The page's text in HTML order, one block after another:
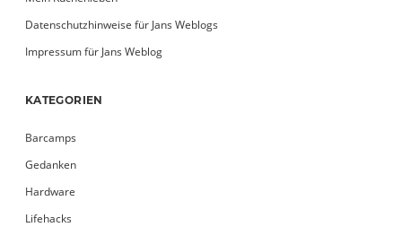
Datenschutzhinweise für Jans Weblogs
Impressum für Jans Weblog
KATEGORIEN
Barcamps
Gedanken
Hardware
Lifehacks